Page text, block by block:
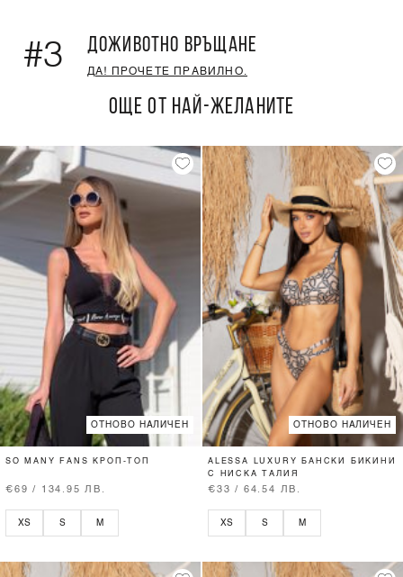
#3 ДОЖИВОТНО ВРЪЩАНЕ
ДА! ПРОЧЕТЕ ПРАВИЛНО.
ОЩЕ ОТ НАЙ-ЖЕЛАНИТЕ
ОТНОВО НАЛИЧЕН
SO MANY FANS КРОП-ТОП
€69 / 134.95 ЛВ.
XS S M
ОТНОВО НАЛИЧЕН
ALESSA LUXURY БАНСКИ БИКИНИ
С НИСКА ТАЛИЯ
€33 / 64.54 ЛВ.
XS S M